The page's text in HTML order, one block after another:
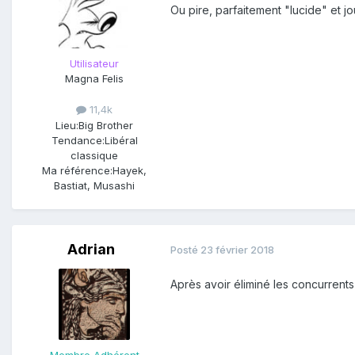
Le président volatil a dénoncé
Utilisateur
Magna Felis
11,4k
Lieu:Big Brother
Tendance:Libéral
classique
Ma référence:Hayek,
Bastiat, Musashi
Ou pire, parfaitement "lucide" et
Adrian Posté 23 février 2018
Après avoir éliminé les